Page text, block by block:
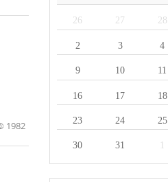
1982
26 27 28
2 3 4
9 10 11
16 17 18
23 24 25
30 31